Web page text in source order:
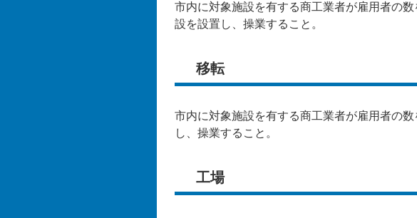
市内に対象施設を有する商工業者が雇用者の
設を設置し、操業すること。
移転
市内に対象施設を有する商工業者が雇用者の
し、操業すること。
工場